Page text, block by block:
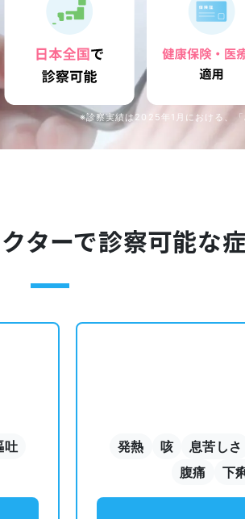
※診察実績は2025年1月における、「
ターで診察可能な
吐
発熱 咳 息苦しさ
腹痛
下